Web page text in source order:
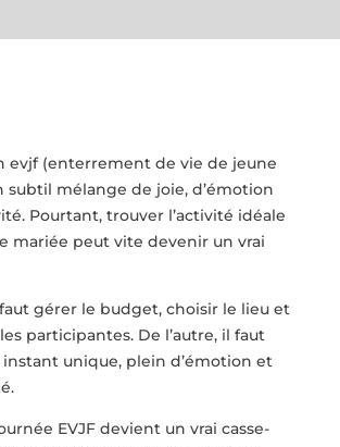
evjf (enterrement de vie de jeune
subtil mélange de joie, d’émotion
Pourtant, trouver l’activité idéale
mariée peut vite devenir un vrai
faut gérer le budget, choisir le lieu et
participantes. De l’autre, il faut
unique, plein d’émotion et
EVJF devient un vrai casse-